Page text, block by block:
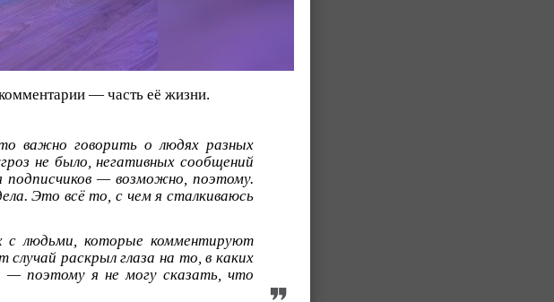
— часть её жизни.
важно говорить о людях разных
не было, негативных сообщений
— возможно, поэтому.
Это всё то, с чем я сталкиваюсь
с людьми, которые комментируют
раскрыл глаза на то, в каких
поэтому я не могу сказать, что